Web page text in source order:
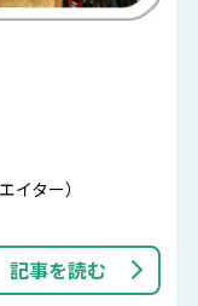
イター）
記事を読む